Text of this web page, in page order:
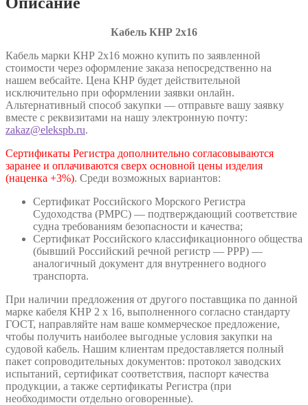
Кабель КНР 2х16
Кабель марки КНР 2х16 можно купить по заявленной
стоимости через оформление заказа непосредственно на
нашем вебсайте. Цена КНР будет действительной
исключительно при оформлении заявки онлайн.
Альтернативный способ закупки — отправьте вашу заявку
вместе с реквизитами на нашу электронную почту:
zakaz@elekspb.ru.
Сертификаты Регистра дополнительно согласовываются
заранее и оплачиваются сверх основной цены изделия
(наценка +3%). Среди возможных вариантов:
Сертификат Российского Морского Регистра
Судоходства (РМРС) — подтверждающий соответствие
судна требованиям безопасности и качества;
Сертификат Российского классификационного общества
(бывший Российский речной регистр — РРР) —
аналогичный документ для внутреннего водного
транспорта.
При наличии предложения от другого поставщика по данной
марке кабеля КНР 2 х 16, выполненного согласно стандарту
ГОСТ, направляйте нам ваше коммерческое предложение,
чтобы получить наиболее выгодные условия закупки на
судовой кабель. Нашим клиентам предоставляется полный
пакет сопроводительных документов: протокол заводских
испытаний, сертификат соответствия, паспорт качества
продукции, а также сертификаты Регистра (при
необходимости отдельно оговоренные).